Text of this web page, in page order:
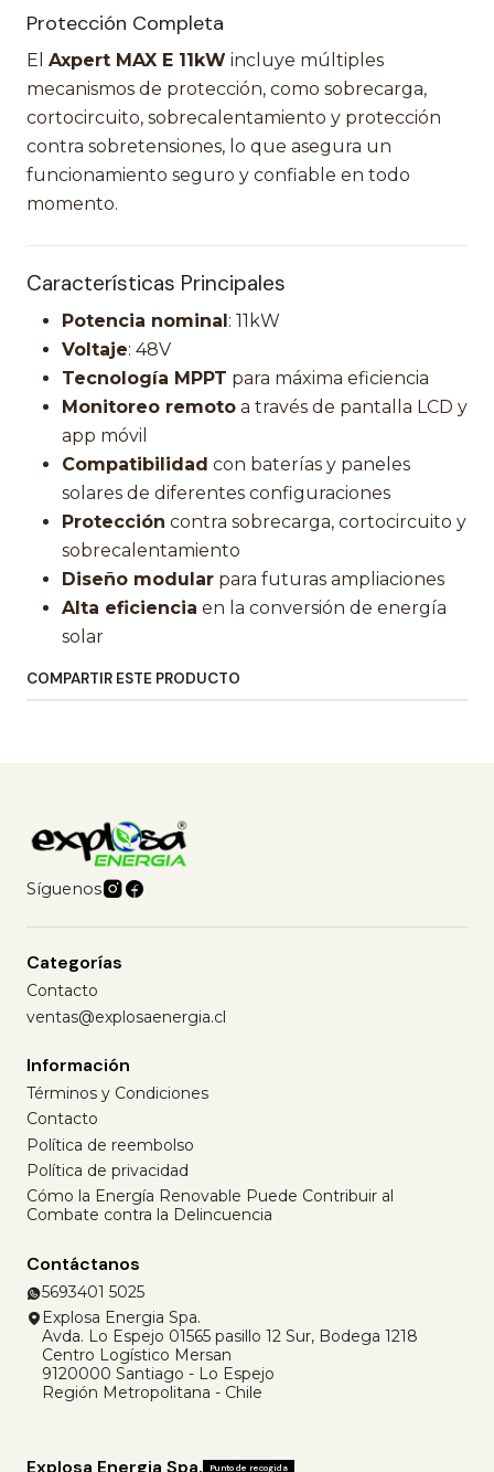
Protección Completa
El Axpert MAX E 11kW incluye múltiples
mecanismos de protección, como sobrecarga,
cortocircuito, sobrecalentamiento y protección
contra sobretensiones, lo que asegura un
funcionamiento seguro y confiable en todo
momento.
Características Principales
Potencia nominal: 11kW
Voltaje: 48V
Tecnología MPPT para máxima eficiencia
Monitoreo remoto a través de pantalla LCD y
app móvil
Compatibilidad con baterías y paneles
solares de diferentes configuraciones
Protección contra sobrecarga, cortocircuito y
sobrecalentamiento
Diseño modular para futuras ampliaciones
Alta eficiencia en la conversión de energía
solar
COMPARTIR ESTE PRODUCTO
Síguenos
Categorías
Contacto
ventas@explosaenergia.cl
Información
Términos y Condiciones
Contacto
Política de reembolso
Política de privacidad
Cómo la Energía Renovable Puede Contribuir al
Combate contra la Delincuencia
Contáctanos
5693401 5025
Explosa Energia Spa.
Avda. Lo Espejo 01565 pasillo 12 Sur, Bodega 1218
Centro Logístico Mersan
9120000 Santiago - Lo Espejo
Región Metropolitana - Chile
Punto de recogida